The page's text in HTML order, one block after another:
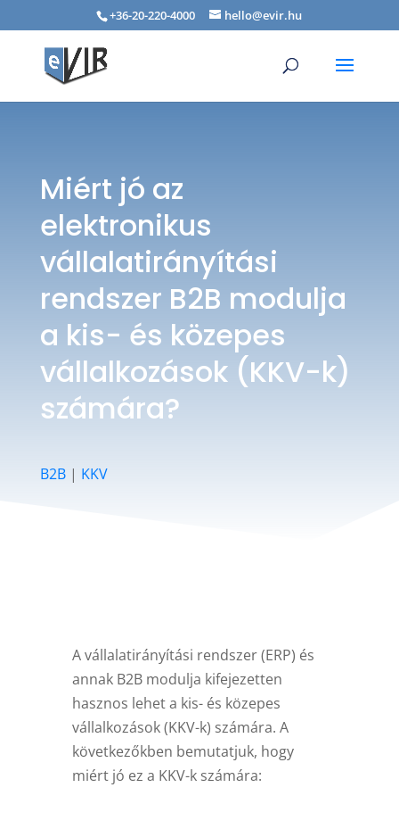
+36-20-220-4000 hello@evir.hu
Miért jó az
elektronikus
vállalatirányítási
rendszer B2B modulja
a kis- és közepes
vállalkozások (KKV-k)
számára?
B2B| KKV
A vállalatirányítási rendszer (ERP) és
annak B2B modulja kifejezetten
hasznos lehet a kis- és közepes
vállalkozások (KKV-k) számára. A
következőkben bemutatjuk, hogy
miért jó ez a KKV-k számára: